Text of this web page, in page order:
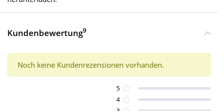
Kundenbewertung9
Noch keine Kundenrezensionen vorhanden.
5
4